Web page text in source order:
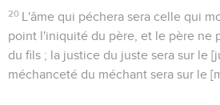
20 L'âme qui péchera sera celle qui
point l'iniquité du père, et le père ne
du fils ; la justice du juste sera sur le
méchanceté du méchant sera sur le